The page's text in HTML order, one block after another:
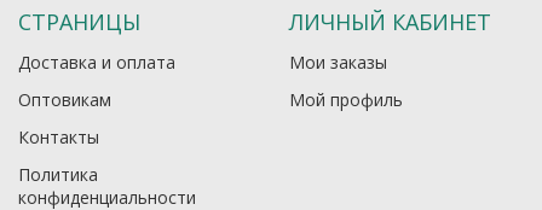
СТРАНИЦЫ
Доставка и оплата
Оптовикам
Контакты
Политика
конфиденциальности
ЛИЧНЫЙ КАБИНЕТ
Мои заказы
Мой профиль